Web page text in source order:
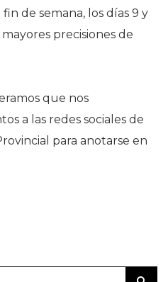
de semana, los días 9 y
precisiones de
que nos
a las redes sociales de
para anotarse en